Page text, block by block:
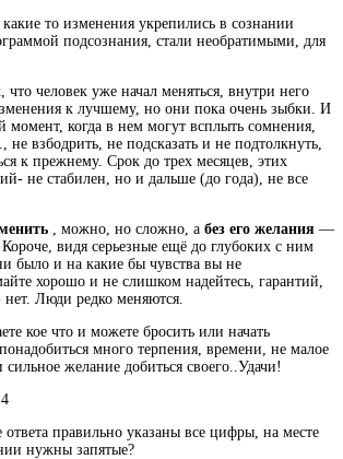
то изменения укрепились в сознании
подсознания, стали необратимыми, для
что человек уже начал меняться, внутри него
к лучшему, но они пока очень зыбки. И
момент, когда в нем могут всплыть сомнения,
не взбодрить, не подсказать и не подтолкнуть,
к прежнему. Срок до трех месяцев, этих
не стабилен, но и дальше (до года), не все
, можно, но сложно, а без его желания —
видя серьезные ещё до глубоких с ним
было и на какие бы чувства вы не
хорошо и не слишком надейтесь, гарантий,
нет. Люди редко меняются.
кое что и можете бросить или начать
много терпения, времени, не малое
желание добиться своего..Удачи!
ответа правильно указаны все цифры, на месте
нужны запятые?